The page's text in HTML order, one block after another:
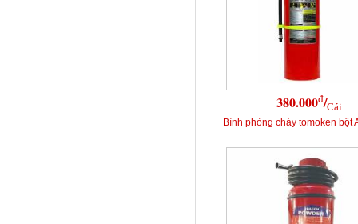
380.000đ/Cái
Bình phòng cháy tomoken bột